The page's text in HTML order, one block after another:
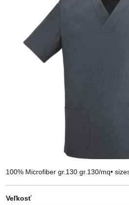
100% Microfiber gr.130 gr.130/mq•
Veľkosť